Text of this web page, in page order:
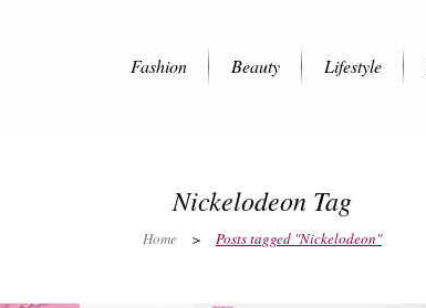
Fashion Beauty Lifestyle
Nickelodeon Tag
Home > Posts tagged "Nickelodeon"